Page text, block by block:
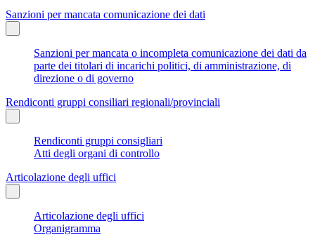
Sanzioni per mancata comunicazione dei dati
Sanzioni per mancata o incompleta comunicazione dei dati da
parte dei titolari di incarichi politici, di amministrazione, di
direzione o di governo
Rendiconti gruppi consiliari regionali/provinciali
Rendiconti gruppi consigliari
Atti degli organi di controllo
Articolazione degli uffici
Articolazione degli uffici
Organigramma